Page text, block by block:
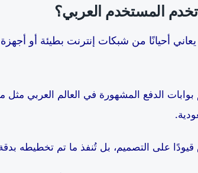
المستخدم العربي؟
أحيانًا من شبكات إنترنت بطيئة أو
الدفع المشهورة في العالم العربي
قيودًا على التصميم، بل تُنفذ ما تم تخطيطه